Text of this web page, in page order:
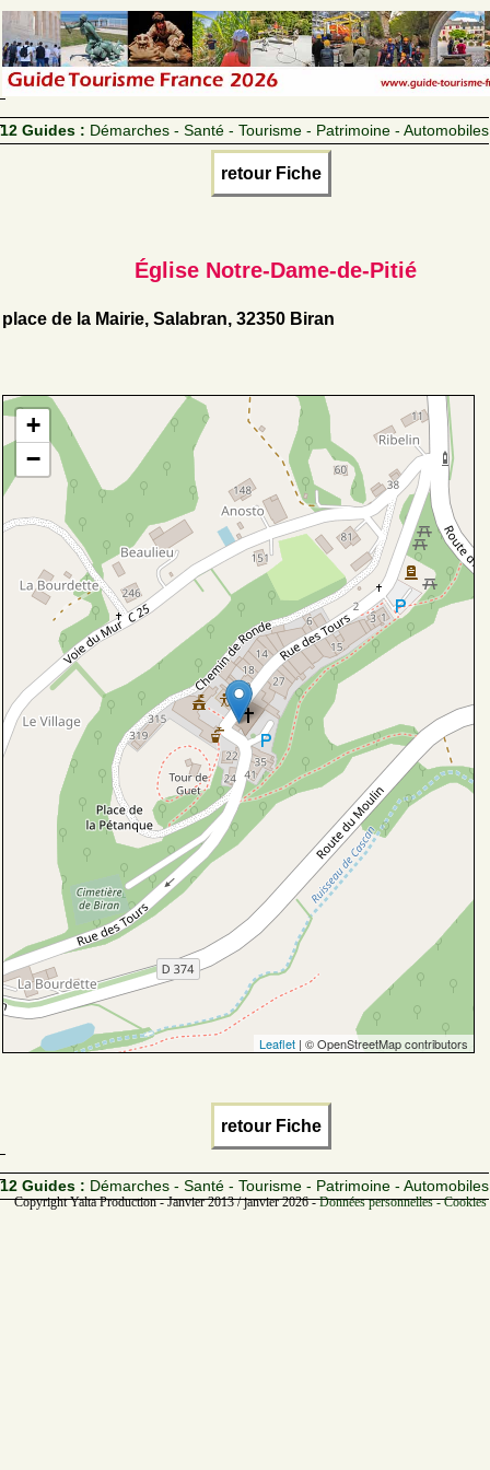
12 Guides : Démarches - Santé - Tourisme - Patrimoine - Automobiles
retour Fiche
Église Notre-Dame-de-Pitié
place de la Mairie, Salabran, 32350 Biran
+
−
Leaflet | © OpenStreetMap contributors
retour Fiche
12 Guides : Démarches - Santé - Tourisme - Patrimoine - Automobiles
Copyright Yalta Production - Janvier 2013 / janvier 2026 -Données personnelles -